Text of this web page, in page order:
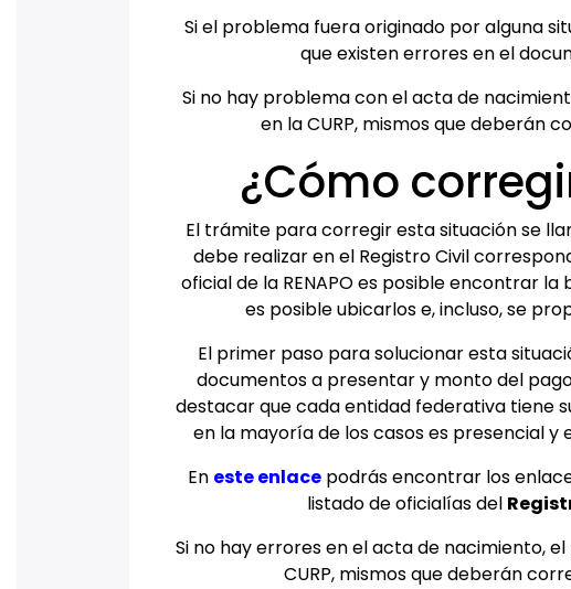
Si el problema fuera originado por alguna
que existen errores en el
Si no hay problema con el acta de
en la CURP, mismos que deberán
¿Cómo
El trámite para corregir esta situación se
debe realizar en el Registro Civil
oficial de la RENAPO es posible encontrar
es posible ubicarlos e, incluso, se
El primer paso para solucionar esta
documentos a presentar y monto del
destacar que cada entidad federativa tiene
en la mayoría de los casos es presencial
En este enlace podrás encontrar los
listado de oficialías del
Si no hay errores en el acta de nacimiento,
CURP, mismos que deberán